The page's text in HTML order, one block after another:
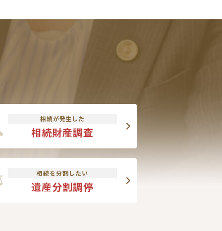
相続が発生した
相続財産調査
相続を分割したい
遺産分割調停